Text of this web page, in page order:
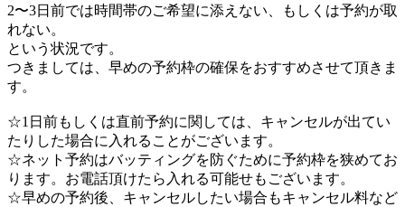
2〜3日前では時間帯のご希望に添えない、もしくは予約が取
れない。
という状況です。
つきましては、早めの予約枠の確保をおすすめさせて頂きま
す。
☆1日前もしくは直前予約に関しては、キャンセルが出てい
たりした場合に入れることがございます。
☆ネット予約はバッティングを防ぐために予約枠を狭めてお
ります。お電話頂けたら入れる可能せもございます。
☆早めの予約後、キャンセルしたい場合もキャンセル料など